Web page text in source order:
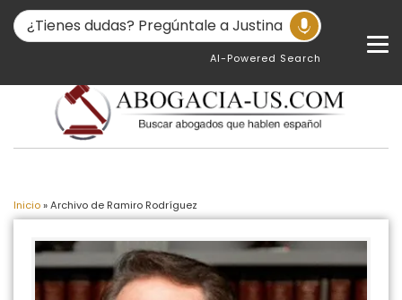
AI-Powered Search
Inicio»Archivo de Ramiro Rodríguez